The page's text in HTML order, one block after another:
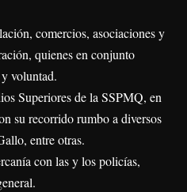
comercios, asociaciones y
quienes en conjunto
voluntad.
Superiores de la SSPMQ, en
su recorrido rumbo a diversos
entre otras.
con las y los policías,